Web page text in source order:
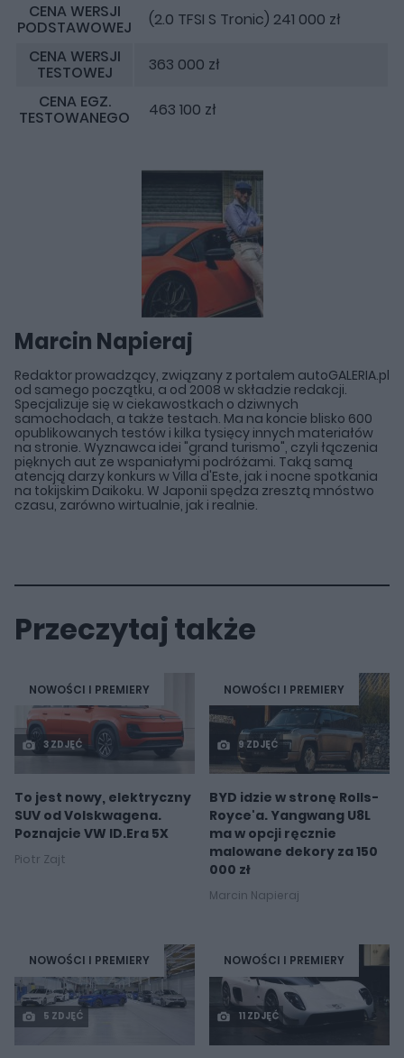
CENA WERSJI
PODSTAWOWEJ
(2.0 TFSI S Tronic) 241 000 zł
CENA WERSJI
TESTOWEJ
363 000 zł
CENA EGZ.
TESTOWANEGO 463 100 zł
Marcin Napieraj
Redaktor prowadzący, związany z portalem autoGALERIA.pl
od samego początku, a od 2008 w składzie redakcji.
Specjalizuje się w ciekawostkach o dziwnych
samochodach, a także testach. Ma na koncie blisko 600
opublikowanych testów i kilka tysięcy innych materiałów
na stronie. Wyznawca idei "grand turismo", czyli łączenia
pięknych aut ze wspaniałymi podróżami. Taką samą
atencją darzy konkurs w Villa d'Este, jak i nocne spotkania
na tokijskim Daikoku. W Japonii spędza zresztą mnóstwo
czasu, zarówno wirtualnie, jak i realnie.
Przeczytaj także
NOWOŚCI I PREMIERY
3 ZDJĘĆ
To jest nowy, elektryczny
SUV od Volskwagena.
Poznajcie VW ID.Era 5X
Piotr Zajt
NOWOŚCI I PREMIERY
9 ZDJĘĆ
BYD idzie w stronę Rolls-
Royce'a. Yangwang U8L
ma w opcji ręcznie
malowane dekory za 150
000 zł
Marcin Napieraj
NOWOŚCI I PREMIERY
5 ZDJĘĆ
NOWOŚCI I PREMIERY
11 ZDJĘĆ